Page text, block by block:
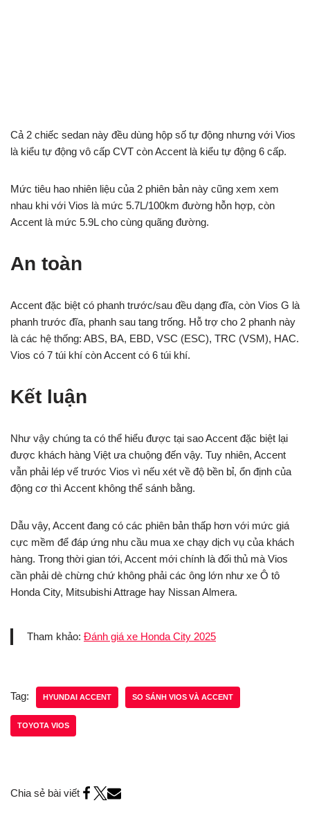
Cả 2 chiếc sedan này đều dùng hộp số tự động nhưng với Vios
là kiểu tự động vô cấp CVT còn Accent là kiểu tự động 6 cấp.
Mức tiêu hao nhiên liệu của 2 phiên bản này cũng xem xem
nhau khi với Vios là mức 5.7L/100km đường hỗn hợp, còn
Accent là mức 5.9L cho cùng quãng đường.
An toàn
Accent đặc biệt có phanh trước/sau đều dạng đĩa, còn Vios G là
phanh trước đĩa, phanh sau tang trống. Hỗ trợ cho 2 phanh này
là các hệ thống: ABS, BA, EBD, VSC (ESC), TRC (VSM), HAC.
Vios có 7 túi khí còn Accent có 6 túi khí.
Kết luận
Như vậy chúng ta có thể hiểu được tại sao Accent đặc biệt lại
được khách hàng Việt ưa chuộng đến vậy. Tuy nhiên, Accent
vẫn phải lép vế trước Vios vì nếu xét về độ bền bỉ, ổn định của
động cơ thì Accent không thể sánh bằng.
Dẫu vậy, Accent đang có các phiên bản thấp hơn với mức giá
cực mềm để đáp ứng nhu cầu mua xe chạy dịch vụ của khách
hàng. Trong thời gian tới, Accent mới chính là đối thủ mà Vios
cần phải dè chừng chứ không phải các ông lớn như xe Ô tô
Honda City, Mitsubishi Attrage hay Nissan Almera.
Tham khảo: Đánh giá xe Honda City 2025
Tag: HYUNDAI ACCENT SO SÁNH VIOS VÀ ACCENT
TOYOTA VIOS
Chia sẻ bài viết